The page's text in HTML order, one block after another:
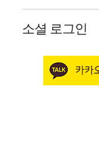
소셜 로그인